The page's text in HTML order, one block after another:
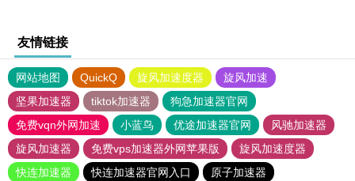
友情链接
网站地图 QuickQ 旋风加速度器
旋风加速
坚果加速器
tiktok加速器
狗急加速器官网
免费vqn外网加速
小蓝鸟 优途加速器官网
风驰加速器
旋风加速器
免费vps加速器外网苹果版
旋风加速度器
快连加速器
快连加速器官网入口
原子加速器